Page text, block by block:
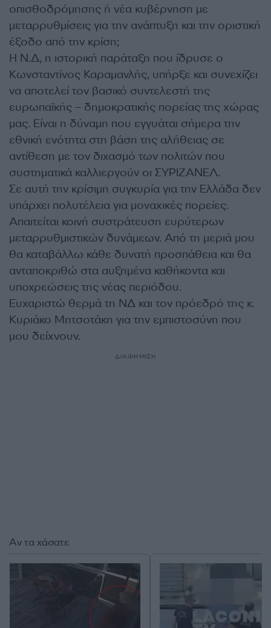
οπισθοδρόμησης ή νέα κυβέρνηση με
μεταρρυθμίσεις για την ανάπτυξη και την οριστική
έξοδο από την κρίση;
Η Ν.Δ, η ιστορική παράταξη που ίδρυσε ο
Κωνσταντίνος Καραμανλής, υπήρξε και συνεχίζει
να αποτελεί τον βασικό συντελεστή της
ευρωπαϊκής – δημοκρατικής πορείας της χώρας
μας. Είναι η δύναμη που εγγυάται σήμερα την
εθνική ενότητα στη βάση της αλήθειας σε
αντίθεση με τον διχασμό των πολιτών που
συστηματικά καλλιεργούν οι ΣΥΡΙΖΑΝΕΛ.
Σε αυτή την κρίσιμη συγκυρία για την Ελλάδα δεν
υπάρχει πολυτέλεια για μοναχικές πορείες.
Απαιτείται κοινή συστράτευση ευρύτερων
μεταρρυθμιστικών δυνάμεων. Από τη μεριά μου
θα καταβάλλω κάθε δυνατή προσπάθεια και θα
ανταποκριθώ στα αυξημένα καθήκοντα και
υποχρεώσεις της νέας περιόδου.
Ευχαριστώ θερμά τη ΝΔ και τον πρόεδρό της κ.
Κυριάκο Μητσοτάκη για την εμπιστοσύνη που
μου δείχνουν.
ΔΙΑΦΗΜΙΣΗ
Αν τα χάσατε